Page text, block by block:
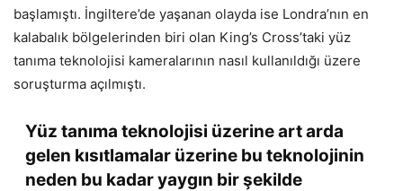
başlamıştı. İngiltere’de yaşanan olayda ise Londra’nın en
kalabalık bölgelerinden biri olan King’s Cross’taki yüz
tanıma teknolojisi kameralarının nasıl kullanıldığı üzere
soruşturma açılmıştı.
Yüz tanıma teknolojisi üzerine art arda
gelen kısıtlamalar üzerine bu teknolojinin
neden bu kadar yaygın bir şekilde